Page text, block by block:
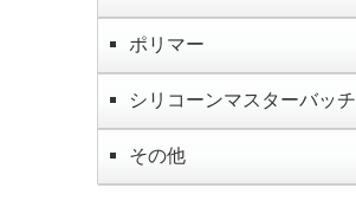
ポリマー
シリコーンマスターバッチ
その他